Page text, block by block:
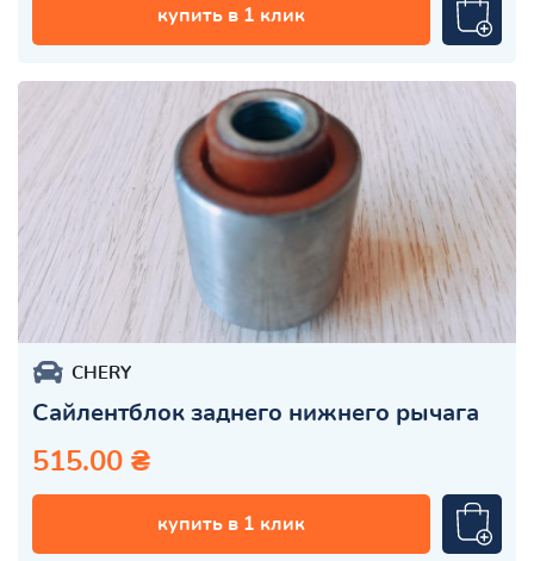
купить в 1 клик
CHERY
Сайлентблок заднего нижнего рычага
515.00 ₴
купить в 1 клик